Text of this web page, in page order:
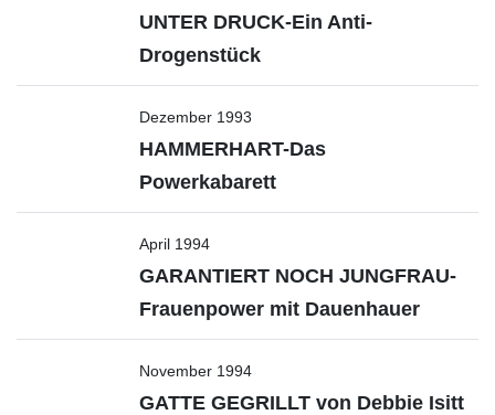
UNTER DRUCK-Ein Anti-
Drogenstück
Dezember 1993
HAMMERHART-Das
Powerkabarett
April 1994
GARANTIERT NOCH JUNGFRAU-
Frauenpower mit Dauenhauer
November 1994
GATTE GEGRILLT von Debbie Isitt